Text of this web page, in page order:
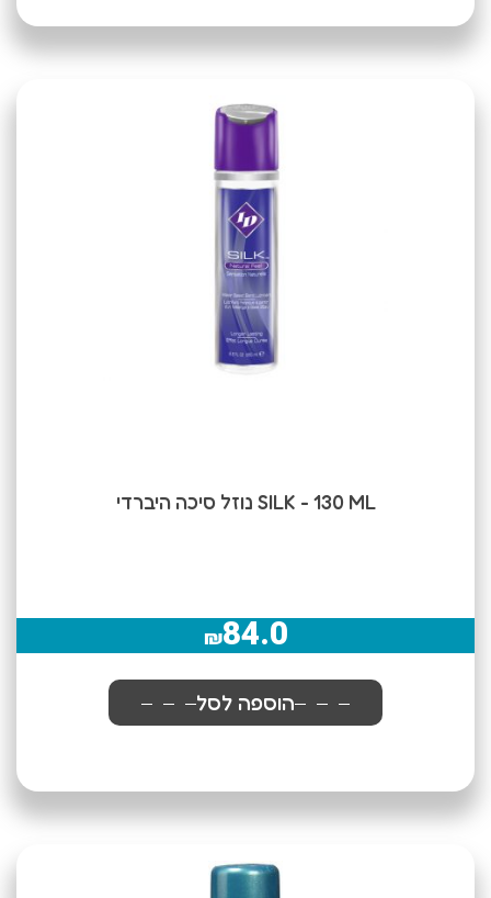
SILK - 130 ML נוזל סיכה היברדי
₪84.0
הוספה לסל